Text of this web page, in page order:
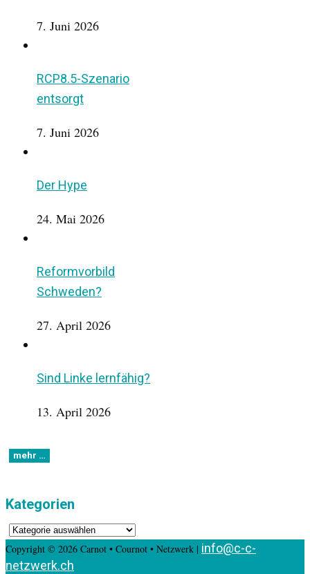
7. Juni 2026
RCP8.5-Szenario
entsorgt
7. Juni 2026
Der Hype
24. Mai 2026
Reformvorbild
Schweden?
27. April 2026
Sind Linke lernfähig?
13. April 2026
Kategorien
Kategorien
Copyright © 2026 Carnot • Cournot • Netzwerk | info@c-c-
netzwerk.ch